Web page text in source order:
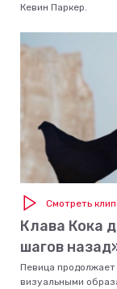
Кевин Паркер.
Смотреть клип
Клава Кока
шагов
Певица
визуальными